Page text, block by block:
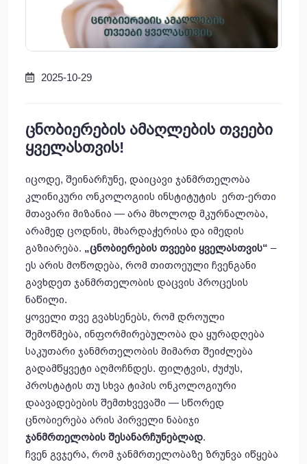
2025-10-29
ცნობიერების ამაღლების თვეები
ყველასთვის!
იცოდე, შეინარჩუნე, დაიცავი ჯანმრთელობა
კლინიკური ონკოლოგიის ინსტიტუტის ერთ-ერთი
მთავარი მიზანია — არა მხოლოდ მკურნალობა,
არამედ ცოდნის, მხარდაჭერისა და იმედის
გაზიარება. „ცნობიერების თვეები ყველასთვის“ –
ეს არის მოწოდება, რომ თითოეული ჩვენგანი
გავხდეთ ჯანმრთელობის დაცვის პროცესის
ნაწილი.
ყოველი თვე გვახსენებს, რომ დროული
შემოწმება, ინფორმირებულობა და ყურადღება
საკუთარი ჯანმრთელობის მიმართ შეიძლება
გადამწყვეტი აღმოჩნდეს. ფილტვის, ძუძუს,
პროსტატის თუ სხვა ტიპის ონკოლოგიური
დაავადებების შემთხვევაში — სწორედ
ცნობიერება არის პირველი ნაბიჯი
ჯანმრთელობის შესანარჩუნებლად.
ჩვენ გვჯერა, რომ ჯანმრთელობაზე ზრუნვა იწყება